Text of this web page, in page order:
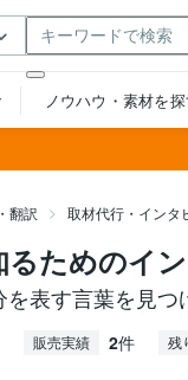
翻訳 取材代行・インタ
るためのイ
を表す言葉を見
販売実績 2件 残